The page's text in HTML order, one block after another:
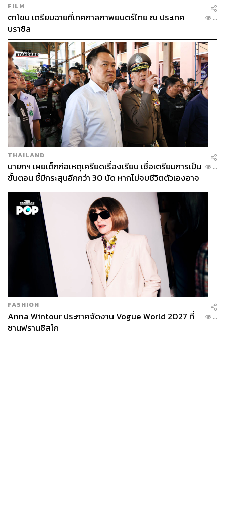
FILM
ตาโขน เตรียมฉายที่เทศกาลภาพยนตร์ไทย ณ ประเทศ
บราซิล
...
THAILAND
นายกฯ เผยเด็กก่อเหตุเครียดเรื่องเรียน เชื่อเตรียมการเป็น
ขั้นตอน ชี้มีกระสุนอีกกว่า 30 นัด หากไม่จบชีวิตตัวเองอาจ
สูญเสียเพิ่ม
...
FASHION
Anna Wintour ประกาศจัดงาน Vogue World 2027 ที่
ซานฟรานซิสโก
...